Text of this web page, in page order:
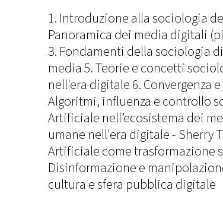
1. Introduzione alla sociologia
Panoramica dei media digitali
3. Fondamenti della sociologia
media 5. Teorie e concetti
nell'era digitale 6. Convergenza
Algoritmi, influenza e controllo
Artificiale nell’ecosistema dei
umane nell'era digitale - Sherry
Artificiale come trasformazione
Disinformazione e
cultura e sfera pubblica digitale